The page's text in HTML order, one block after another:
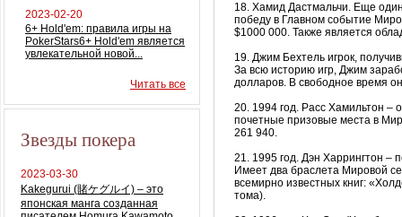
2023-02-20
6+ Hold'em: правила игры на
PokerStars6+ Hold'em является
увлекательной новой...
Читать все
Звезды покера
2023-03-30
Kakegurui (賭ケグルイ) – это
японская манга созданная
18. Хамид Дастмальчи. Еще
победу в Главном событие
$1000 000. Также является
19. Джим Бехтель игрок,
За всю историю игр, Джим
долларов. В свободное время
20. 1994 год. Расс Хамильтон –
почетные призовые места в
261 940.
21. 1995 год. Дэн Харрингтон –
Имеет два браслета Мировой
всемирно известных книг: «
тома).